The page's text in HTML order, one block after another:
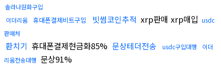
솔라나원화구입
이더리움
휴대폰결제비트구입 빗썸코인추적 xrp판매 xrp매입 usdc
판매처
환치기 휴대폰결제현금화85% 문상테더전송 usdc구입대행
이더
리움전송대행 문상91%